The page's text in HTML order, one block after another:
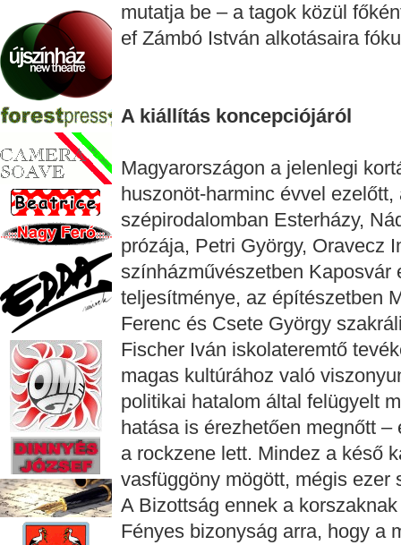
mutatja be – a tagok közül
ef Zámbó István alkotásaira
A kiállítás koncepciójáról
Magyarországon a jelenlegi
huszonöt-harminc évvel
szépirodalomban Esterházy,
prózája, Petri György, Oravecz
színházművészetben
teljesítménye, az építészetben
Ferenc és Csete György
Fischer Iván iskolateremtő
magas kultúrához való
politikai hatalom által felügyelt
hatása is érezhetően megnőtt
a rockzene lett. Mindez a késő
vasfüggöny mögött, mégis
A Bizottság ennek a
Fényes bizonyság arra, hogy a